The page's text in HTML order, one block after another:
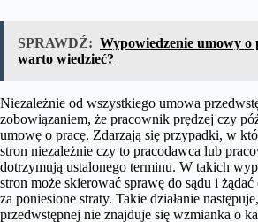
SPRAWDŹ: Wypowiedzenie umowy o
warto wiedzieć?
Niezależnie od wszystkiego umowa
zobowiązaniem, że pracownik prędzej czy
umowę o pracę. Zdarzają się przypadki, w
stron niezależnie czy to pracodawca lub
dotrzymują ustalonego terminu. W takich
stron może skierować sprawę do sądu i
za poniesione straty. Takie działanie
przedwstępnej nie znajduje się wzmianka o